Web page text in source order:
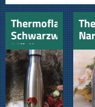
Thermoflasche
Schwarzwald
Mädle